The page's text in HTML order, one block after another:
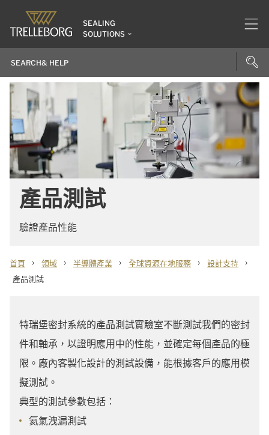
SEALING
SOLUTIONS
產品測試
驗證產品性能
首頁 › 領域 › 半導體產業 › 全球資源在地服務 › 設計支持 ›
產品測試
特瑞堡密封系統的產品測試實驗室不斷測試我們的密封
件和軸承，以證明應用中的性能，並確定每個產品的極
限。廠內客製化設計的測試設備，能根據客戶的應用模
擬測試。
典型的測試參數包括：
氦氣洩漏測試